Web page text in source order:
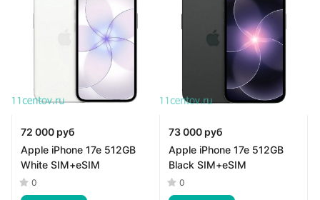
72 000 руб
Apple iPhone 17e 512GB
White SIM+eSIM
0
73 000 руб
Apple iPhone 17e 512GB
Black SIM+eSIM
0